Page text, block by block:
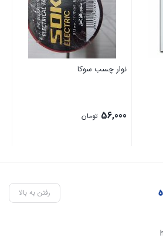
نوار چسب سوکا
56,000 تومان
رفتن به بالا